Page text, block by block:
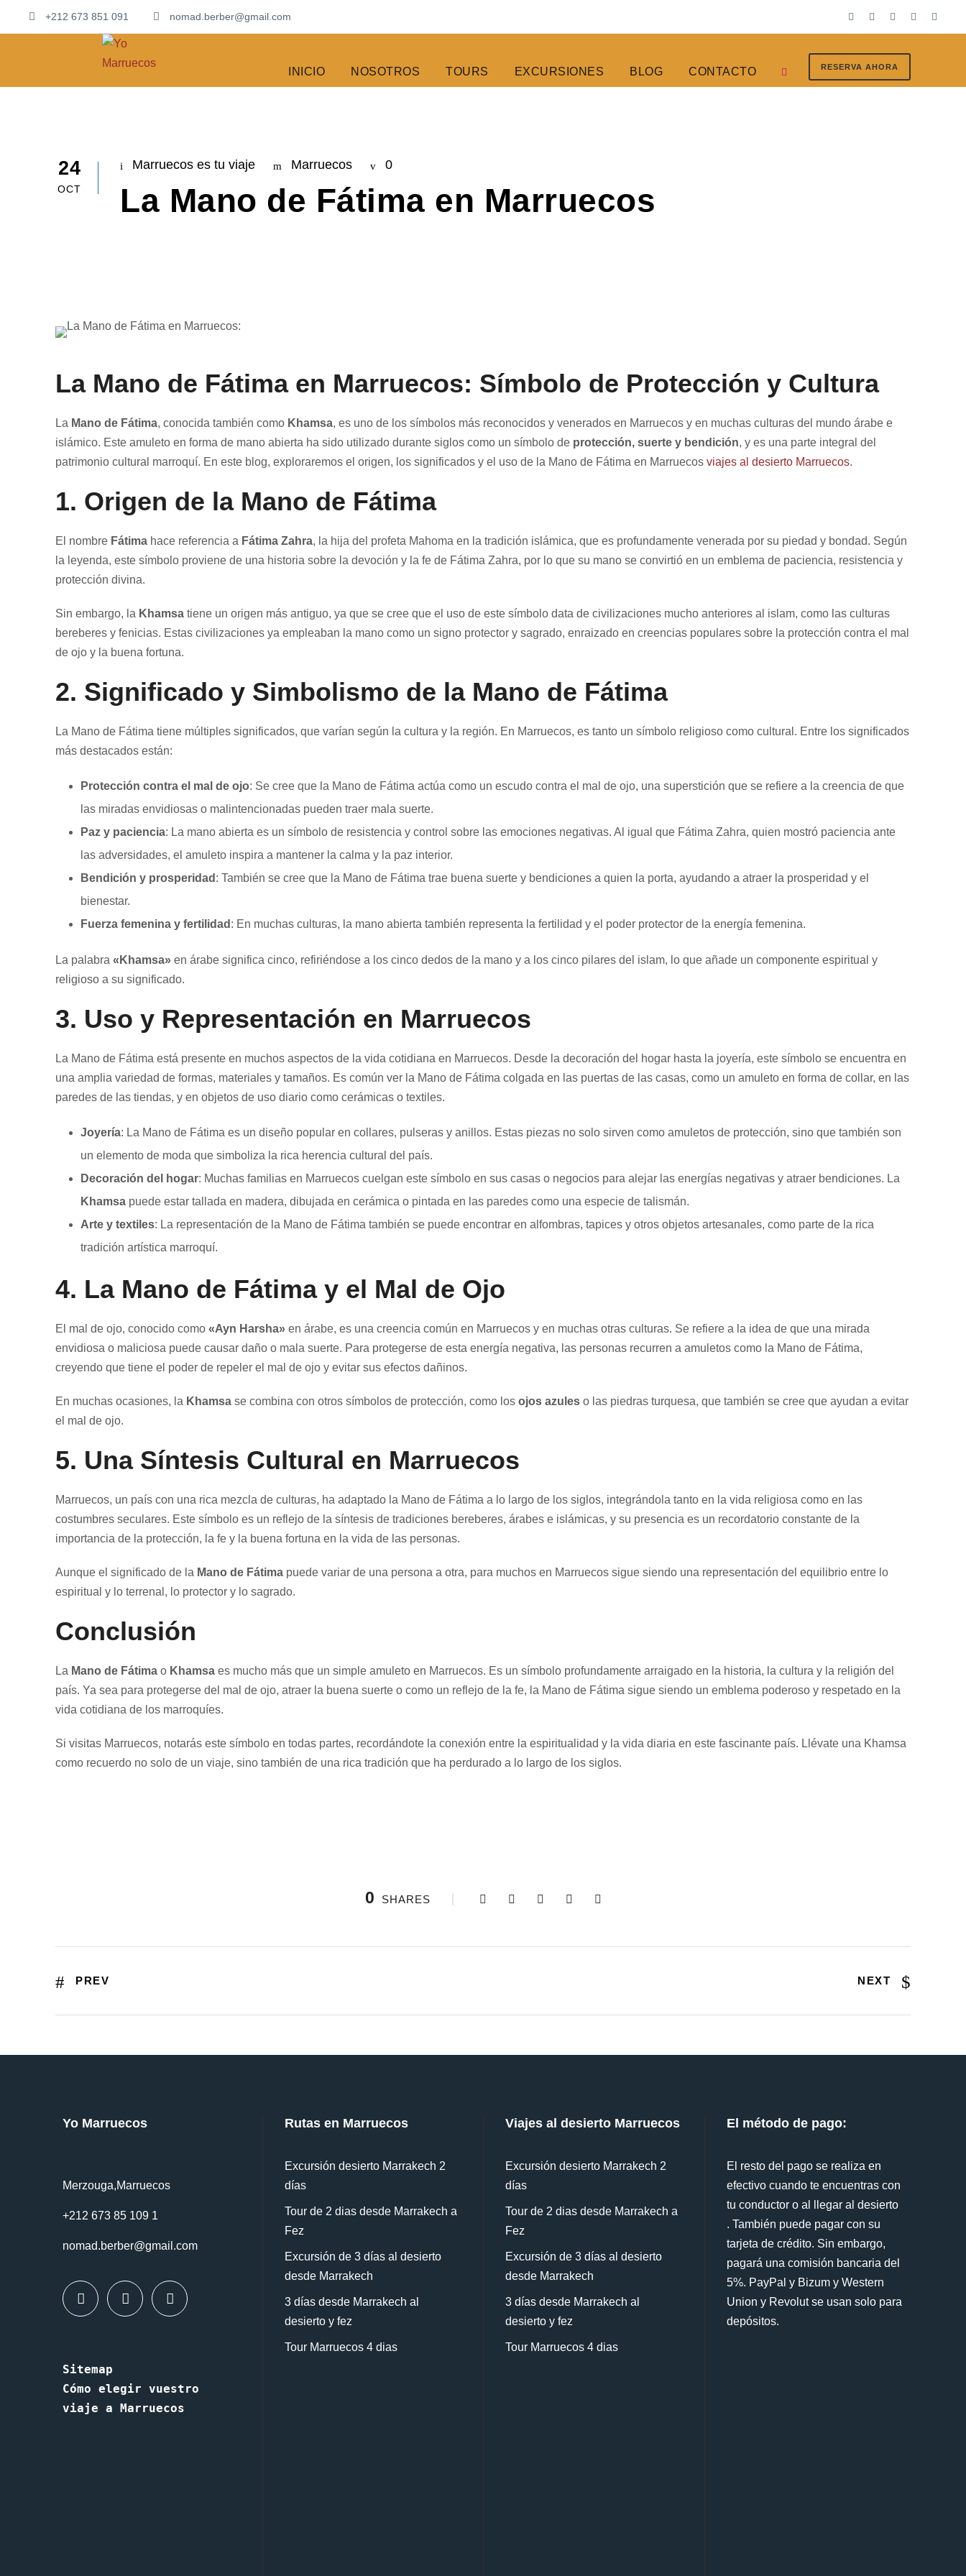
+212 673 851 091 nomad.berber@gmail.com
INICIO NOSOTROS TOURS EXCURSIONES BLOG CONTACTO RESERVA AHORA
24
OCT
Marruecos es tu viaje Marruecos 0
La Mano de Fátima en Marruecos
La Mano de Fátima en Marruecos: Símbolo de Protección y Cultura
La Mano de Fátima, conocida también como Khamsa, es uno de los símbolos más reconocidos y venerados en Marruecos y en muchas culturas del mundo árabe e
islámico. Este amuleto en forma de mano abierta ha sido utilizado durante siglos como un símbolo de protección, suerte y bendición, y es una parte integral del
patrimonio cultural marroquí. En este blog, exploraremos el origen, los significados y el uso de la Mano de Fátima en Marruecos viajes al desierto Marruecos.
1. Origen de la Mano de Fátima
El nombre Fátima hace referencia a Fátima Zahra, la hija del profeta Mahoma en la tradición islámica, que es profundamente venerada por su piedad y bondad. Según
la leyenda, este símbolo proviene de una historia sobre la devoción y la fe de Fátima Zahra, por lo que su mano se convirtió en un emblema de paciencia, resistencia y
protección divina.
Sin embargo, la Khamsa tiene un origen más antiguo, ya que se cree que el uso de este símbolo data de civilizaciones mucho anteriores al islam, como las culturas
bereberes y fenicias. Estas civilizaciones ya empleaban la mano como un signo protector y sagrado, enraizado en creencias populares sobre la protección contra el mal
de ojo y la buena fortuna.
2. Significado y Simbolismo de la Mano de Fátima
La Mano de Fátima tiene múltiples significados, que varían según la cultura y la región. En Marruecos, es tanto un símbolo religioso como cultural. Entre los significados
más destacados están:
Protección contra el mal de ojo: Se cree que la Mano de Fátima actúa como un escudo contra el mal de ojo, una superstición que se refiere a la creencia de que
las miradas envidiosas o malintencionadas pueden traer mala suerte.
Paz y paciencia: La mano abierta es un símbolo de resistencia y control sobre las emociones negativas. Al igual que Fátima Zahra, quien mostró paciencia ante
las adversidades, el amuleto inspira a mantener la calma y la paz interior.
Bendición y prosperidad : También se cree que la Mano de Fátima trae buena suerte y bendiciones a quien la porta, ayudando a atraer la prosperidad y el
bienestar.
Fuerza femenina y fertilidad : En muchas culturas, la mano abierta también representa la fertilidad y el poder protector de la energía femenina.
La palabra «Khamsa» en árabe significa cinco, refiriéndose a los cinco dedos de la mano y a los cinco pilares del islam, lo que añade un componente espiritual y
religioso a su significado.
3. Uso y Representación en Marruecos
La Mano de Fátima está presente en muchos aspectos de la vida cotidiana en Marruecos. Desde la decoración del hogar hasta la joyería, este símbolo se encuentra en
una amplia variedad de formas, materiales y tamaños. Es común ver la Mano de Fátima colgada en las puertas de las casas, como un amuleto en forma de collar, en las
paredes de las tiendas, y en objetos de uso diario como cerámicas o textiles.
Joyería: La Mano de Fátima es un diseño popular en collares, pulseras y anillos. Estas piezas no solo sirven como amuletos de protección, sino que también son
un elemento de moda que simboliza la rica herencia cultural del país.
Decoración del hogar: Muchas familias en Marruecos cuelgan este símbolo en sus casas o negocios para alejar las energías negativas y atraer bendiciones. La
Khamsa puede estar tallada en madera, dibujada en cerámica o pintada en las paredes como una especie de talismán.
Arte y textiles: La representación de la Mano de Fátima también se puede encontrar en alfombras, tapices y otros objetos artesanales, como parte de la rica
tradición artística marroquí.
4. La Mano de Fátima y el Mal de Ojo
El mal de ojo, conocido como «Ayn Harsha» en árabe, es una creencia común en Marruecos y en muchas otras culturas. Se refiere a la idea de que una mirada
envidiosa o maliciosa puede causar daño o mala suerte. Para protegerse de esta energía negativa, las personas recurren a amuletos como la Mano de Fátima,
creyendo que tiene el poder de repeler el mal de ojo y evitar sus efectos dañinos.
En muchas ocasiones, la Khamsa se combina con otros símbolos de protección, como los ojos azules o las piedras turquesa, que también se cree que ayudan a evitar
el mal de ojo.
5. Una Síntesis Cultural en Marruecos
Marruecos, un país con una rica mezcla de culturas, ha adaptado la Mano de Fátima a lo largo de los siglos, integrándola tanto en la vida religiosa como en las
costumbres seculares. Este símbolo es un reflejo de la síntesis de tradiciones bereberes, árabes e islámicas, y su presencia es un recordatorio constante de la
importancia de la protección, la fe y la buena fortuna en la vida de las personas.
Aunque el significado de la Mano de Fátima puede variar de una persona a otra, para muchos en Marruecos sigue siendo una representación del equilibrio entre lo
espiritual y lo terrenal, lo protector y lo sagrado.
Conclusión
La Mano de Fátima o Khamsa es mucho más que un simple amuleto en Marruecos. Es un símbolo profundamente arraigado en la historia, la cultura y la religión del
país. Ya sea para protegerse del mal de ojo, atraer la buena suerte o como un reflejo de la fe, la Mano de Fátima sigue siendo un emblema poderoso y respetado en la
vida cotidiana de los marroquíes.
Si visitas Marruecos, notarás este símbolo en todas partes, recordándote la conexión entre la espiritualidad y la vida diaria en este fascinante país. Llévate una Khamsa
como recuerdo no solo de un viaje, sino también de una rica tradición que ha perdurado a lo largo de los siglos.
0 SHARES
PREV NEXT
Yo Marruecos
Merzouga,Marruecos
+212 673 85 109 1
nomad.berber@gmail.com
Sitemap
Cómo elegir vuestro
viaje a Marruecos
Rutas en Marruecos
Excursión desierto Marrakech 2
días
Tour de 2 dias desde Marrakech a
Fez
Excursión de 3 días al desierto
desde Marrakech
3 días desde Marrakech al
desierto y fez
Tour Marruecos 4 dias
Viajes al desierto Marruecos
Excursión desierto Marrakech 2
días
Tour de 2 dias desde Marrakech a
Fez
Excursión de 3 días al desierto
desde Marrakech
3 días desde Marrakech al
desierto y fez
Tour Marruecos 4 dias
El método de pago:
El resto del pago se realiza en
efectivo cuando te encuentras con
tu conductor o al llegar al desierto
. También puede pagar con su
tarjeta de crédito. Sin embargo,
pagará una comisión bancaria del
5%. PayPal y Bizum y Western
Union y Revolut se usan solo para
depósitos.